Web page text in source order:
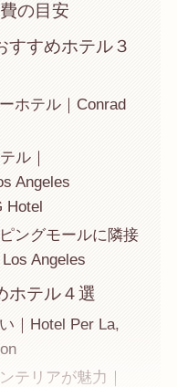
の目安
すすめホテル３
ホテル｜Conrad
ル｜
Angeles
Hotel
ングモールに隣接
Los Angeles
ホテル４選
｜Hotel Per La,
テリアが魅力｜